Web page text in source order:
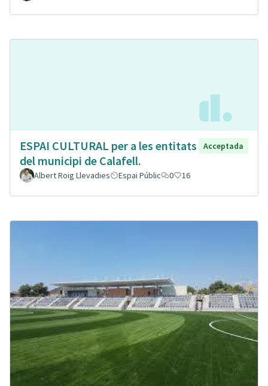
ESPAI CULTURAL per a les entitats
del municipi de Calafell.
Acceptada
Albert Roig Llevadies Espai Públic 0 16